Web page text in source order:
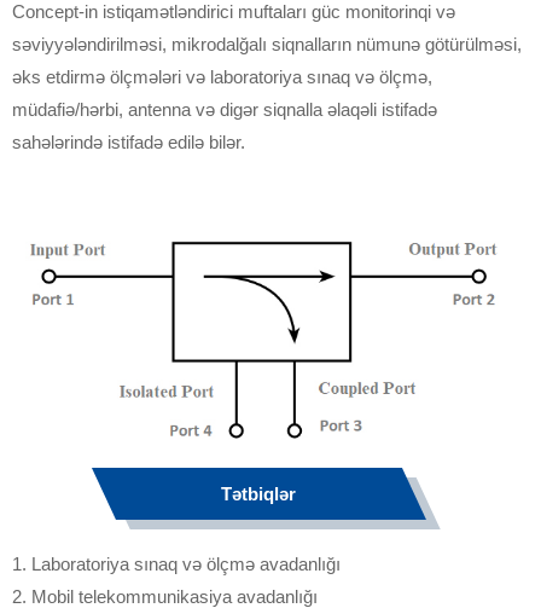
Concept-in istiqamətləndirici muftaları güc monitorinqi və
səviyyələndirilməsi, mikrodalğalı siqnalların nümunə götürülməsi,
əks etdirmə ölçmələri və laboratoriya sınaq və ölçmə,
müdafiə/hərbi, antenna və digər siqnalla əlaqəli istifadə
sahələrində istifadə edilə bilər.
Tətbiqlər
1. Laboratoriya sınaq və ölçmə avadanlığı
2. Mobil telekommunikasiya avadanlığı